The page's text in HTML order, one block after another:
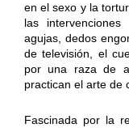
en el sexo y la
las intervenciones
agujas, dedos
de televisión, el
por una raza de
practican el arte de
Fascinada por la